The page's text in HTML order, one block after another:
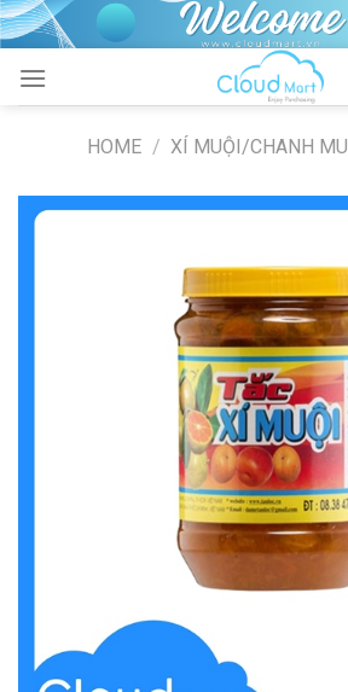
Skip
to
content
HOME / XÍ MUỘI/CHANH